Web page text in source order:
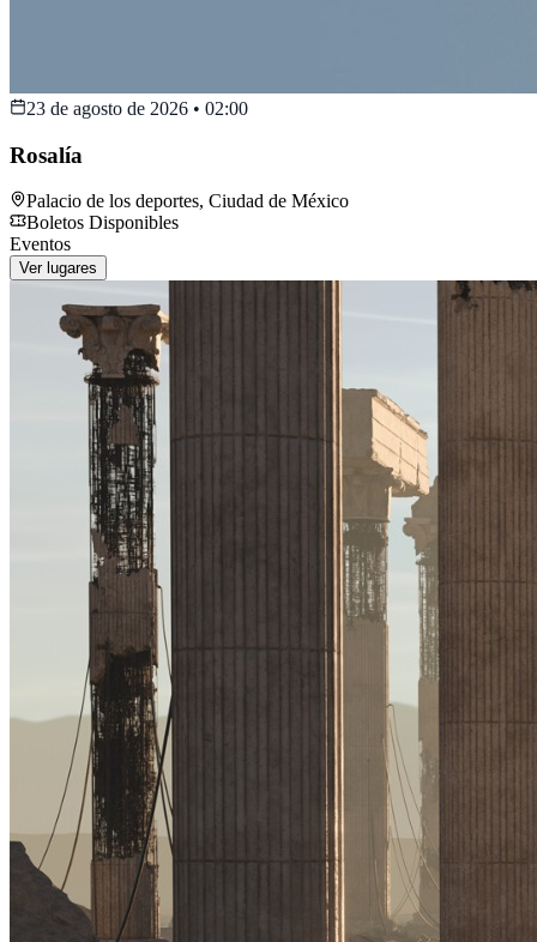
23 de agosto de 2026 • 02:00
Rosalía
Palacio de los deportes, Ciudad de México
Boletos Disponibles
Eventos
Ver lugares